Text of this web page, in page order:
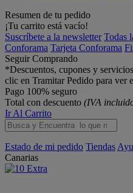
Resumen de tu pedido
¡Tu carrito está vacío!
Suscríbete a la newsletter Todas
Conforama Tarjeta Conforama
Seguir Comprando
*Descuentos, cupones y
clic en Tramitar Pedido para ver
Pago 100% seguro
Total con descuento (IVA
Ir Al Carrito
Estado de mi pedido Tiendas
Canarias